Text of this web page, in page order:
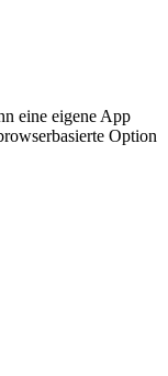
eine eigene App
Option